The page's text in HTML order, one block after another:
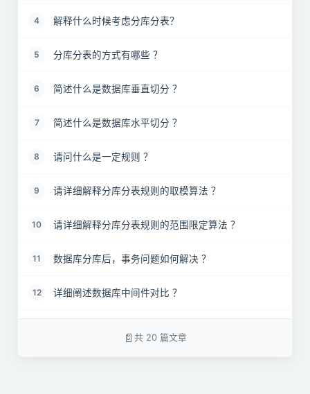
4 解释什么时候考虑分库分表？
5 分库分表的方式有哪些 ？
6 简述什么是数据库垂直切分 ？
7 简述什么是数据库水平切分 ？
8 请问什么是一定规则 ？
9 请详细解释分库分表规则的取模算法 ？
10 请详细解释分库分表规则的范围限定算法 ？
11 数据库分库后，事务问题如何解决 ？
12 详细阐述数据库中间件对比 ？
共 20 篇文章